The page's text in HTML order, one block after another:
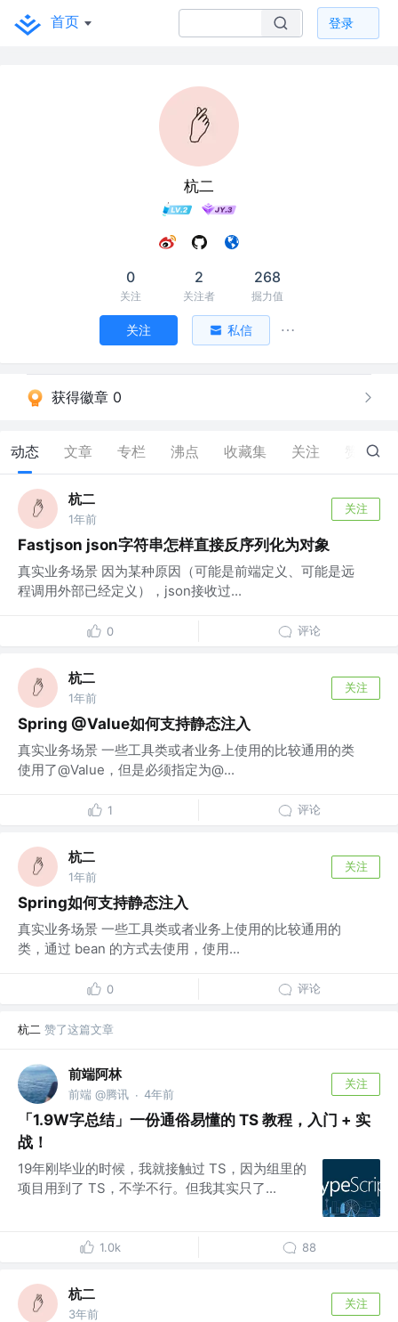
首页 登录
杭二
0
关注
2
关注者
268
掘力值
关注 私信
获得徽章 0
动态 文章 专栏 沸点 收藏集 关注 1
杭二
1年前
关注
Fastjson json字符串怎样直接反序列化为对象
真实业务场景 因为某种原因（可能是前端定义、可能是远
程调用外部已经定义），json接收过...
0 评论
杭二
1年前
关注
Spring @Value如何支持静态注入
真实业务场景 一些工具类或者业务上使用的比较通用的类
使用了@Value，但是必须指定为@...
1 评论
杭二
1年前
关注
Spring如何支持静态注入
真实业务场景 一些工具类或者业务上使用的比较通用的
类，通过 bean 的方式去使用，使用...
0 评论
杭二 赞了这篇文章
前端阿林
前端 @腾讯 · 4年前
关注
「1.9W字总结」一份通俗易懂的 TS 教程，入门 + 实
战！
19年刚毕业的时候，我就接触过 TS，因为组里的
项目用到了 TS，不学不行。但我其实只了...
1.0k 88
杭二
3年前
关注